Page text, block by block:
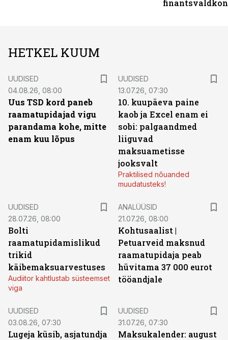
HETKEL KUUM
UUDISED
04.08.26, 08:00
Uus TSD kord paneb
raamatupidajad vigu
parandama kohe, mitte
enam kuu lõpus
UUDISED
13.07.26, 07:30
10. kuupäeva paine
kaob ja Excel enam ei
sobi: palgaandmed
liiguvad
maksuametisse
jooksvalt
Praktilised nõuanded
muudatusteks!
UUDISED
28.07.26, 08:00
Bolti
raamatupidamislikud
trikid
käibemaksuarvestuses
Audiitor kahtlustab süsteemset
viga
ANALÜÜSID
21.07.26, 08:00
Kohtusaalist |
Petuarveid maksnud
raamatupidaja peab
hüvitama 37 000 eurot
tööandjale
UUDISED
03.08.26, 07:30
Lugeja küsib, asjatundja
UUDISED
31.07.26, 07:30
Maksukalender: august